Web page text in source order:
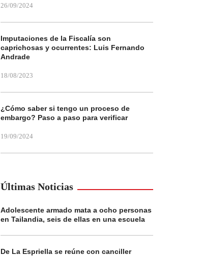
26/09/2024
Imputaciones de la Fiscalía son
caprichosas y ocurrentes: Luis Fernando
Andrade
18/08/2023
¿Cómo saber si tengo un proceso de
embargo? Paso a paso para verificar
19/09/2024
Últimas Noticias
Adolescente armado mata a ocho personas
en Tailandia, seis de ellas en una escuela
De La Espriella se reúne con canciller